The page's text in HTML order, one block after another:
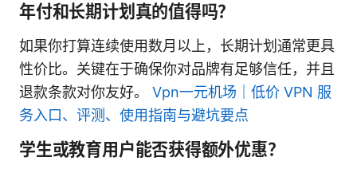
年付和长期计划真的值得吗？
如果你打算连续使用数月以上，长期计划通常更具
性价比。关键在于确保你对品牌有足够信任，并且
退款条款对你友好。 Vpn一元机场｜低价 VPN 服
务入口、评测、使用指南与避坑要点
学生或教育用户能否获得额外优惠？